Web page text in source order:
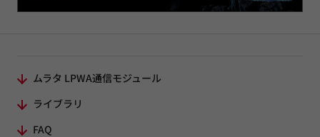
ムラタ LPWA通信モジュール
ライブラリ
FAQ